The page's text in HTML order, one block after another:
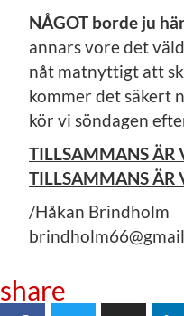
NÅGOT borde ju
annars vore det
nåt matnyttigt att
kommer det säkert
kör vi söndagen
TILLSAMMANS ÄR
TILLSAMMANS ÄR
/Håkan Brindholm
share